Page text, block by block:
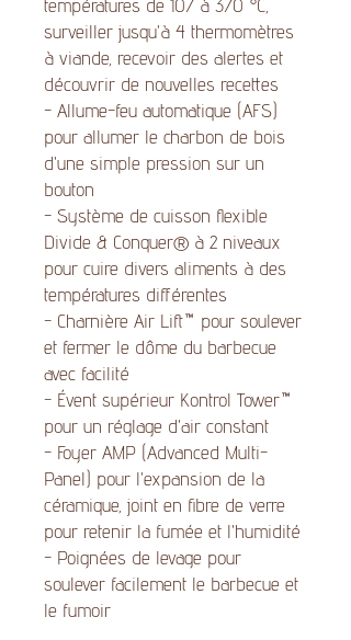
températures de 107 à 370 °C,
surveiller jusqu'à 4 thermomètres
à viande, recevoir des alertes et
découvrir de nouvelles recettes
- Allume-feu automatique (AFS)
pour allumer le charbon de bois
d'une simple pression sur un
bouton
- Système de cuisson flexible
Divide & Conquer® à 2 niveaux
pour cuire divers aliments à des
températures différentes
- Charnière Air Lift™ pour soulever
et fermer le dôme du barbecue
avec facilité
- Évent supérieur Kontrol Tower™
pour un réglage d'air constant
- Foyer AMP (Advanced Multi-
Panel) pour l'expansion de la
céramique, joint en fibre de verre
pour retenir la fumée et l'humidité
- Poignées de levage pour
soulever facilement le barbecue et
le fumoir